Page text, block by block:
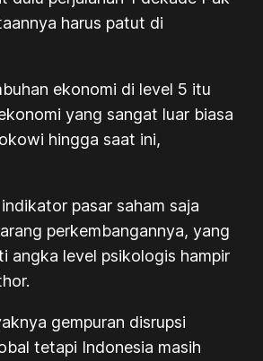
harus patut di
ekonomi di level 5 itu
yang sangat luar biasa
hingga saat ini,
pasar saham saja
perkembangannya, yang
angka level psikologis hampir
gempuran disrupsi
tetapi Indonesia masih